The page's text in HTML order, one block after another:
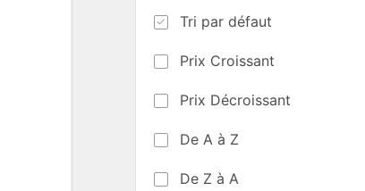
Tri par défaut
Prix Croissant
Prix Décroissant
De A à Z
De Z à A